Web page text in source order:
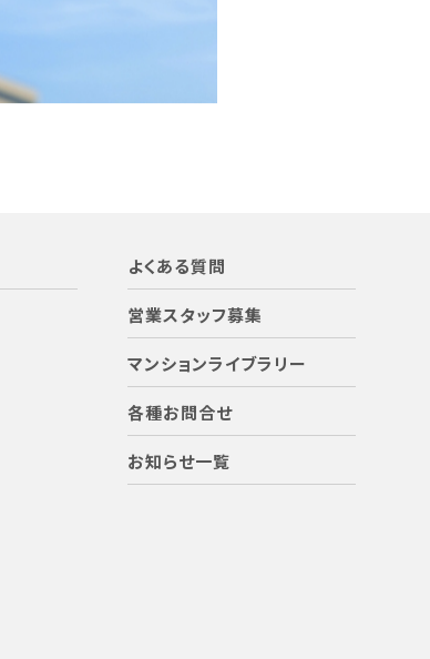
よくある質問
営業スタッフ募集
マンションライブラリー
各種お問合せ
お知らせ一覧